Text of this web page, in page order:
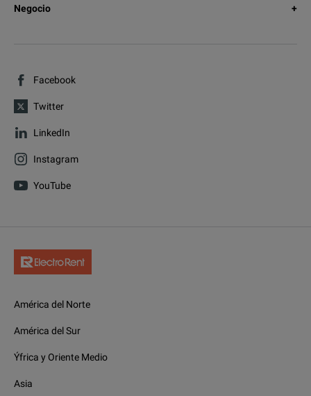
Negocio
Facebook
Twitter
LinkedIn
Instagram
YouTube
América del Norte
América del Sur
Ýfrica y Oriente Medio
Asia